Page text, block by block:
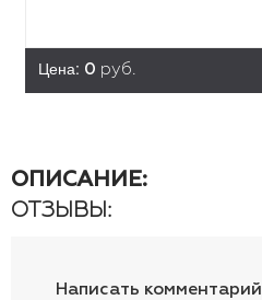
Цена: 0 руб.
ОПИСАНИЕ:
ОТЗЫВЫ:
Написать комментарий